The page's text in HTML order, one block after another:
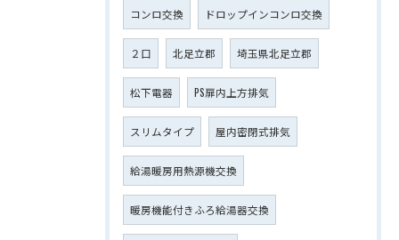
コンロ交換 ドロップインコンロ交換
２口 北足立郡 埼玉県北足立郡
松下電器 PS扉内上方排気
スリムタイプ 屋内密閉式排気
給湯暖房用熱源機交換
暖房機能付きふろ給湯器交換